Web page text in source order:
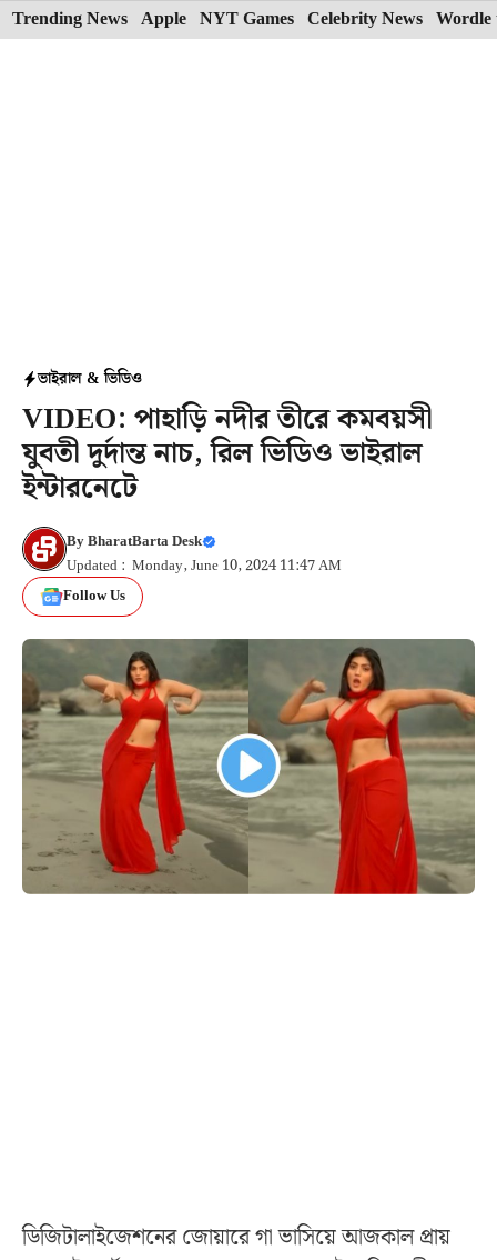
Skip
to
Trending News Apple NYT Games Celebrity News Wordle
ভাইরাল & ভিডিও
VIDEO: পাহাড়ি নদীর তীরে কমবয়সী
যুবতী দুর্দান্ত নাচ, রিল ভিডিও ভাইরাল
ইন্টারনেটে
ByBharatBarta Desk
Updated : Monday, June 10, 2024 11:47 AM
Follow Us
ডিজিটালাইজেশনের জোয়ারে গা ভাসিয়ে আজকাল প্রায়